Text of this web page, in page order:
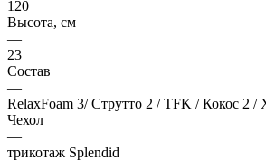
120
Высота, см
—
23
Состав
—
RelaxFoam 3/ Струтто 2 / TFK / Кокос 2 /
Чехол
—
трикотаж Splendid